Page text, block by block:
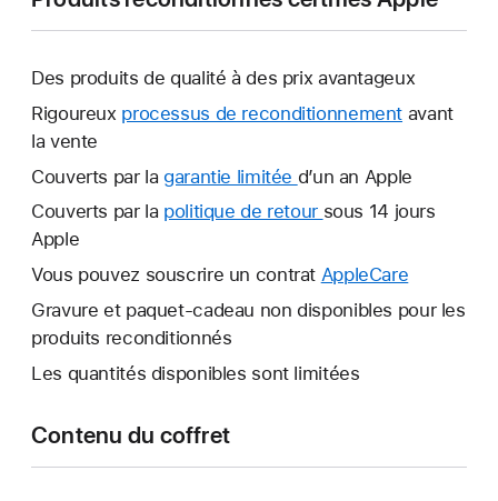
Des produits de qualité à des prix avantageux
Rigoureux processus de reconditionnement avant
la vente
Couverts par la garantie limitée Une
nouvelle
d’un an Apple
Couverts par la politique de retour Une
fenêtre
sous 14 jours
Apple
Vous pouvez souscrire un contrat AppleCare
nouvelle
Gravure et paquet-cadeau non disponibles pour les
produits reconditionnés
Les quantités disponibles sont limitées
Contenu du coffret